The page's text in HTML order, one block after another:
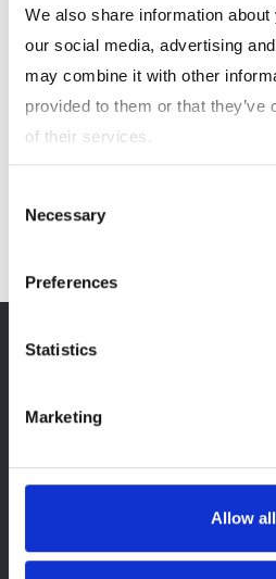
We also share information
our social media, advertising
may combine it with other
provided to them or that
of their services.
Selection
Necessary
Preferences
Statistics
Marketing
Allow all
当社は財務健全性や株主還元等のバ
することを資本政策の基本方針とし
ための投資を行うとともに、株主に
要事項の１つとして位置づけており
2027年度）に基づき着実な収益性の
の配当金は 55 円を下限に、定常収
技術開発
採用情報